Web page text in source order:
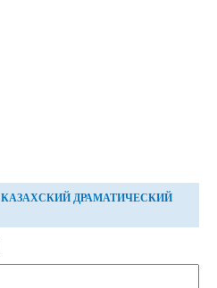
КАЗАХСКИЙ ДРАМАТИЧЕСКИЙ